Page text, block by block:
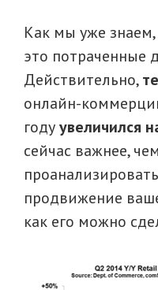
Как мы уже
это потраченные
Действительно,
онлайн-
годуувеличился
сейчас важнее,
продвижение
как его можно